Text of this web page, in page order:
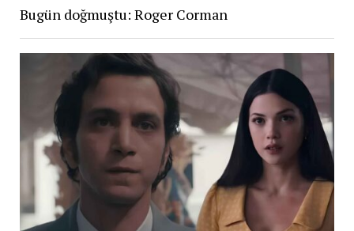
Bugün doğmuştu: Roger Corman